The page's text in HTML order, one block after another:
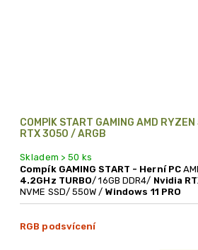
COMPÍK START GAMING AMD
RTX 3050 / ARGB
Skladem > 50 ks
Compík GAMING START - Herní PC
4.2GHz TURBO/ 16GB DDR4/ Nvidia
NVME SSD/ 550W / Windows 11 PRO
RGB podsvícení